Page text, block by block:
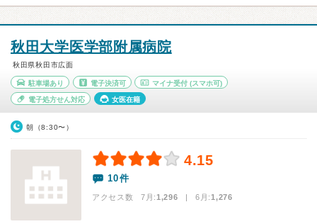
秋田大学医学部附属病院
秋田県秋田市広面
駐車場あり 電子決済可 マイナ受付 (スマホ可)
電子処方せん対応 女医在籍
朝（8:30〜）
4.15
10件
アクセス数 7月:1,296 | 6月:1,276